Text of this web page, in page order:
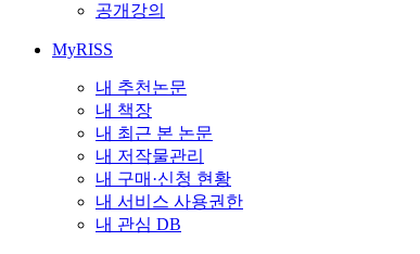
공개강의
MyRISS
내 추천논문
내 책장
내 최근 본 논문
내 저작물관리
내 구매·신청 현황
내 서비스 사용권한
내 관심 DB